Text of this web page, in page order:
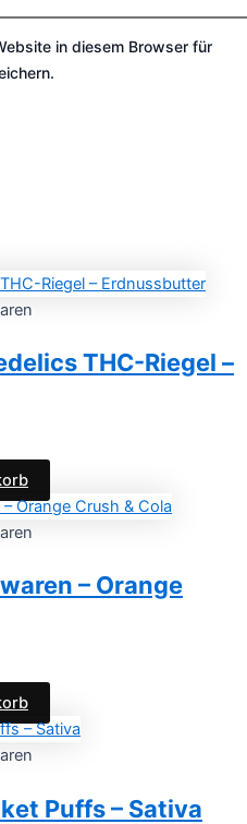
in diesem Browser für
THC-Riegel –
– Orange
Puffs – Sativa